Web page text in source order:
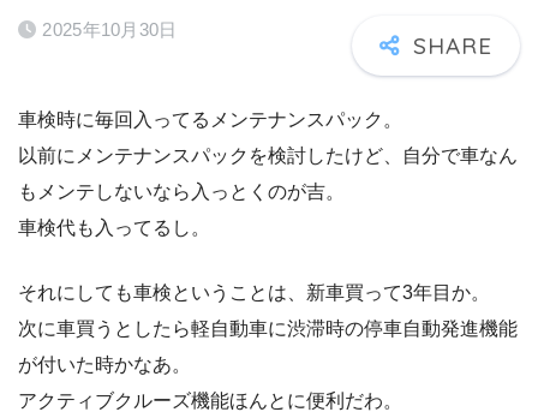
2025年10月30日
車検時に毎回入ってるメンテナンスパック。
以前にメンテナンスパックを検討したけど、自分で車なん
もメンテしないなら入っとくのが吉。
車検代も入ってるし。
それにしても車検ということは、新車買って3年目か。
次に車買うとしたら軽自動車に渋滞時の停車自動発進機能
が付いた時かなあ。
アクティブクルーズ機能ほんとに便利だわ。